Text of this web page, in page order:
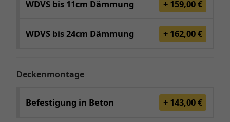
WDVS bis 11cm Dämmung + 159,00 €
WDVS bis 24cm Dämmung + 162,00 €
Deckenmontage
Befestigung in Beton + 143,00 €